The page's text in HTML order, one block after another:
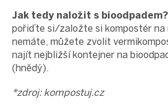
Jak tedy naložit s bioodpadem?
pořiďte si/založte si kompostér na
nemáte, můžete zvolit
najít nejbližší kontejner na
(hnědý).
*zdroj: kompostuj.cz